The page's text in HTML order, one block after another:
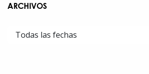
ARCHIVOS